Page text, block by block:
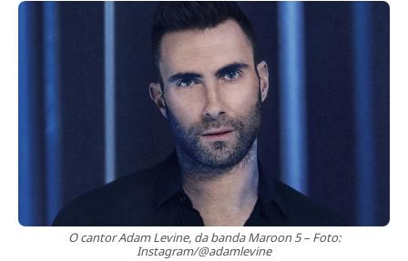
O cantor Adam Levine, da banda Maroon 5 – Foto:
Instagram/@adamlevine